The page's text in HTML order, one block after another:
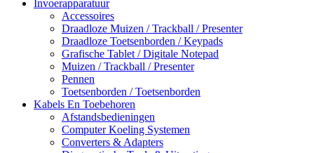
Invoerapparatuur
Accessoires
Draadloze Muizen / Trackball / Presenter
Draadloze Toetsenborden / Keypads
Grafische Tablet / Digitale Notepad
Muizen / Trackball / Presenter
Pennen
Toetsenborden / Toetsenborden
Kabels En Toebehoren
Afstandsbedieningen
Computer Koeling Systemen
Converters & Adapters